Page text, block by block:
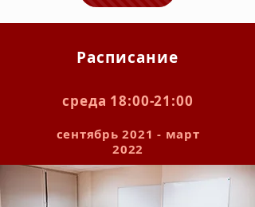
Расписание
среда 18:00-21:00
сентябрь 2021 - март
2022